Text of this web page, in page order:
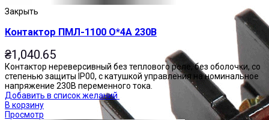
Закрыть
Контактор ПМЛ-1100 О*4А 230В
₴1,040.65
Контактор нереверсивный без теплового реле, без оболочки, со
степенью защиты IP00, с катушкой управления на номинальное
напряжение 230В переменного тока.
Добавить в список желаний
В корзину
Просмотр